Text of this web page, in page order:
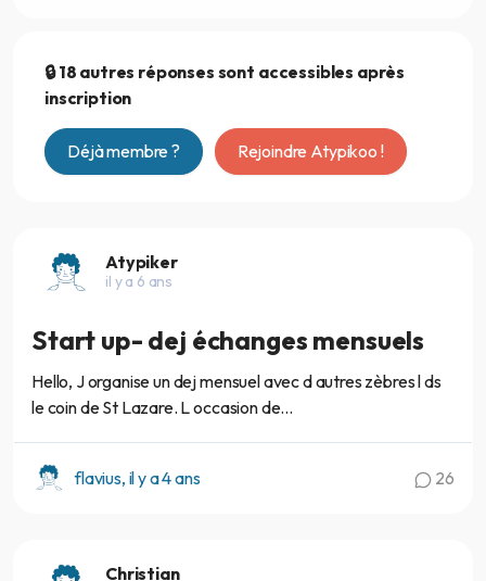
🔒 18 autres réponses sont accessibles après
inscription
Déjà membre ? Rejoindre Atypikoo !
Atypiker
il y a 6 ans
Start up- dej échanges mensuels
Hello, J organise un dej mensuel avec d autres zèbres l ds
le coin de St Lazare. L occasion de...
flavius, il y a 4 ans 26
Christian